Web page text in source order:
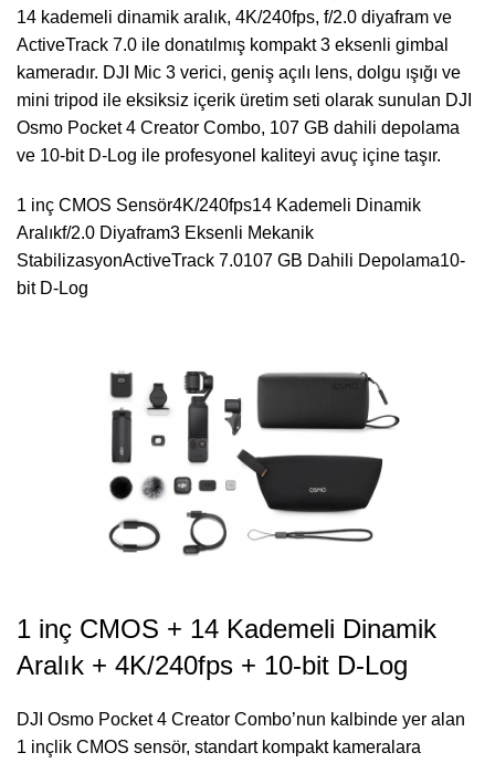
14 kademeli dinamik aralık, 4K/240fps, f/2.0 diyafram ve
ActiveTrack 7.0 ile donatılmış kompakt 3 eksenli gimbal
kameradır. DJI Mic 3 verici, geniş açılı lens, dolgu ışığı ve
mini tripod ile eksiksiz içerik üretim seti olarak sunulan DJI
Osmo Pocket 4 Creator Combo, 107 GB dahili depolama
ve 10-bit D-Log ile profesyonel kaliteyi avuç içine taşır.
1 inç CMOS Sensör4K/240fps14 Kademeli Dinamik
Aralıkf/2.0 Diyafram3 Eksenli Mekanik
StabilizasyonActiveTrack 7.0107 GB Dahili Depolama10-
bit D-Log
1 inç CMOS + 14 Kademeli Dinamik
Aralık + 4K/240fps + 10-bit D-Log
DJI Osmo Pocket 4 Creator Combo’nun kalbinde yer alan
1 inçlik CMOS sensör, standart kompakt kameralara